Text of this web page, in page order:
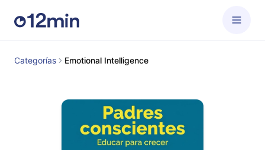
Categorías Emotional Intelligence